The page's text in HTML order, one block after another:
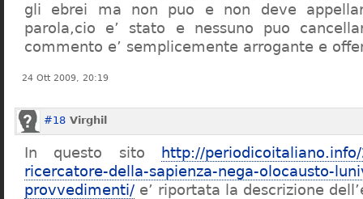
gli ebrei ma non puo e non deve
parola,cio e’ stato e nessuno puo
commento e’ semplicemente arrogante e
24 Ott 2009, 20:19
#18 Virghil
In questo sito
http://
ricercatore-della-sapienza-nega-olocausto-
provvedimenti/ e’ riportata la descrizione